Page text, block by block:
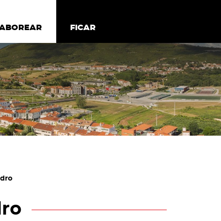
SABOREAR FICAR
FICAR